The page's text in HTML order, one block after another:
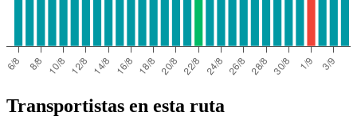
Transportistas en esta ruta